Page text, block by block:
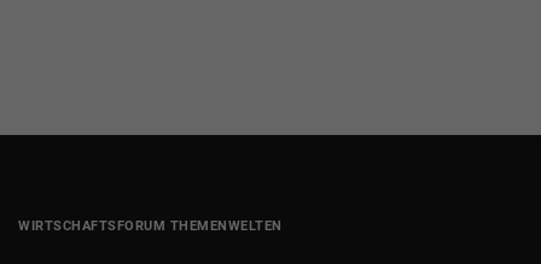
WIRTSCHAFTSFORUM THEMENWELTEN